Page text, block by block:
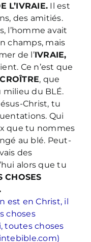
L’IVRAIE. Il est
des amitiés.
l’homme avait
champs, mais
de l’IVRAIE,
Ce n’est que
CROÎTRE, que
du BLÉ.
Christ, tu
Qui
que tu nommes
au blé. Peut-
des
alors que tu
CHOSES
est en Christ, il
choses
toutes choses